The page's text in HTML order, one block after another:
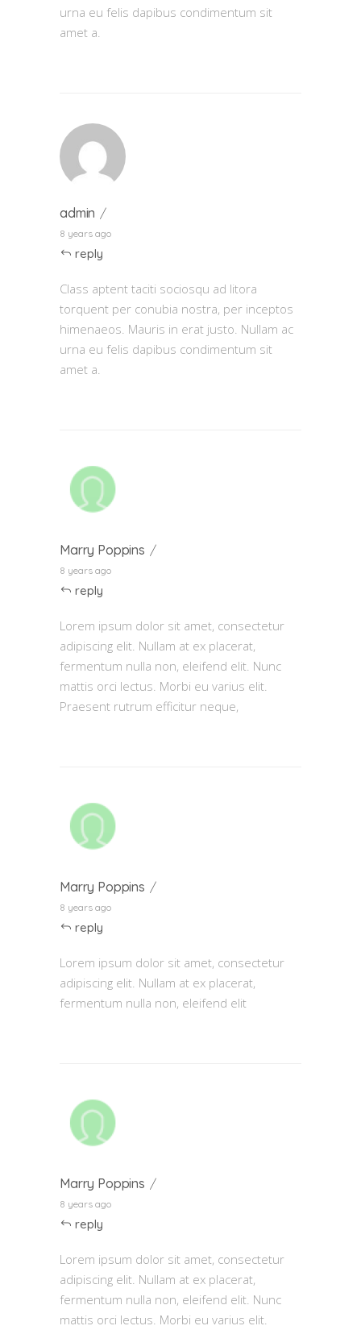
urna eu felis dapibus condimentum sit
amet a.
admin
8 years ago
reply
Class aptent taciti sociosqu ad litora
torquent per conubia nostra, per inceptos
himenaeos. Mauris in erat justo. Nullam ac
urna eu felis dapibus condimentum sit
amet a.
Marry Poppins
8 years ago
reply
Lorem ipsum dolor sit amet, consectetur
adipiscing elit. Nullam at ex placerat,
fermentum nulla non, eleifend elit. Nunc
mattis orci lectus. Morbi eu varius elit.
Praesent rutrum efficitur neque,
Marry Poppins
8 years ago
reply
Lorem ipsum dolor sit amet, consectetur
adipiscing elit. Nullam at ex placerat,
fermentum nulla non, eleifend elit
Marry Poppins
8 years ago
reply
Lorem ipsum dolor sit amet, consectetur
adipiscing elit. Nullam at ex placerat,
fermentum nulla non, eleifend elit. Nunc
mattis orci lectus. Morbi eu varius elit.